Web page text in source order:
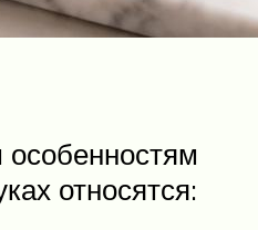
относятся: